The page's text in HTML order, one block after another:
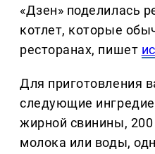
«Дзен» поделилась
котлет, которые
ресторанах, пишет
Для приготовления
следующие
жирной свинины, 200
молока или воды,